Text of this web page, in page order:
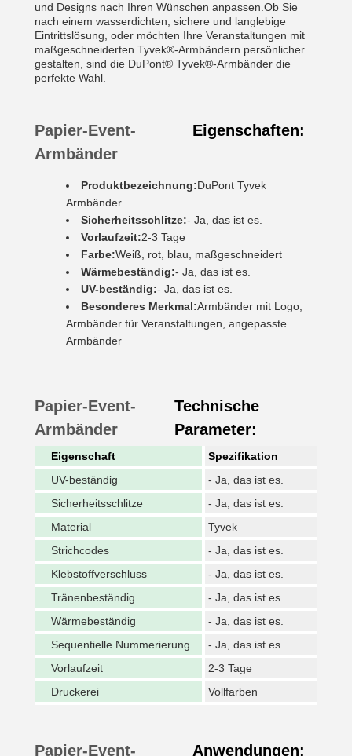
und Designs nach Ihren Wünschen anpassen.Ob Sie
nach einem wasserdichten, sichere und langlebige
Eintrittslösung, oder möchten Ihre Veranstaltungen mit
maßgeschneiderten Tyvek®-Armbändern persönlicher
gestalten, sind die DuPont® Tyvek®-Armbänder die
perfekte Wahl.
Papier-Event-
Armbänder
Eigenschaften:
Produktbezeichnung:DuPont Tyvek
Armbänder
Sicherheitsschlitze:- Ja, das ist es.
Vorlaufzeit:2-3 Tage
Farbe:Weiß, rot, blau, maßgeschneidert
Wärmebeständig:- Ja, das ist es.
UV-beständig:- Ja, das ist es.
Besonderes Merkmal:Armbänder mit Logo,
Armbänder für Veranstaltungen, angepasste
Armbänder
Papier-Event-
Armbänder
Technische
Parameter:
Eigenschaft
Spezifikation
UV-beständig
- Ja, das ist es.
Sicherheitsschlitze
- Ja, das ist es.
Material
Tyvek
Strichcodes
- Ja, das ist es.
Klebstoffverschluss
- Ja, das ist es.
Tränenbeständig
- Ja, das ist es.
Wärmebeständig
- Ja, das ist es.
Sequentielle Nummerierung
- Ja, das ist es.
Vorlaufzeit
2-3 Tage
Druckerei
Vollfarben
Papier-Event- Anwendungen: